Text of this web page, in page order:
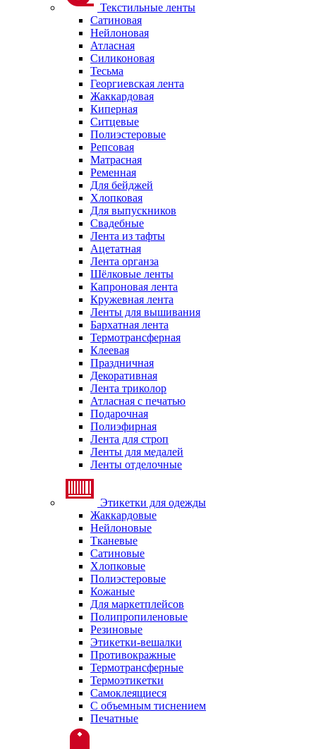
Текстильные ленты
Сатиновая
Нейлоновая
Атласная
Силиконовая
Тесьма
Георгиевская лента
Жаккардовая
Киперная
Ситцевые
Полиэстеровые
Репсовая
Матрасная
Ременная
Для бейджей
Хлопковая
Для выпускников
Свадебные
Лента из тафты
Ацетатная
Лента органза
Шёлковые ленты
Капроновая лента
Кружевная лента
Ленты для вышивания
Бархатная лента
Термотрансферная
Клеевая
Праздничная
Декоративная
Лента триколор
Атласная с печатью
Подарочная
Полиэфирная
Лента для строп
Ленты для медалей
Ленты отделочные
Этикетки для одежды
Жаккардовые
Нейлоновые
Тканевые
Сатиновые
Хлопковые
Полиэстеровые
Кожаные
Для маркетплейсов
Полипропиленовые
Резиновые
Этикетки-вешалки
Противокражные
Термотрансферные
Термоэтикетки
Самоклеящиеся
С объемным тиснением
Печатные